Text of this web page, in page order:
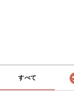
すべて